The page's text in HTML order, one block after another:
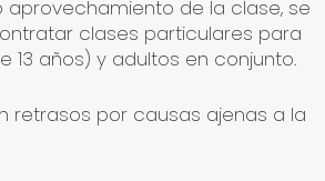
aprovechamiento de la clase, se
clases particulares para
13 años) y adultos en conjunto.
retrasos por causas ajenas a la